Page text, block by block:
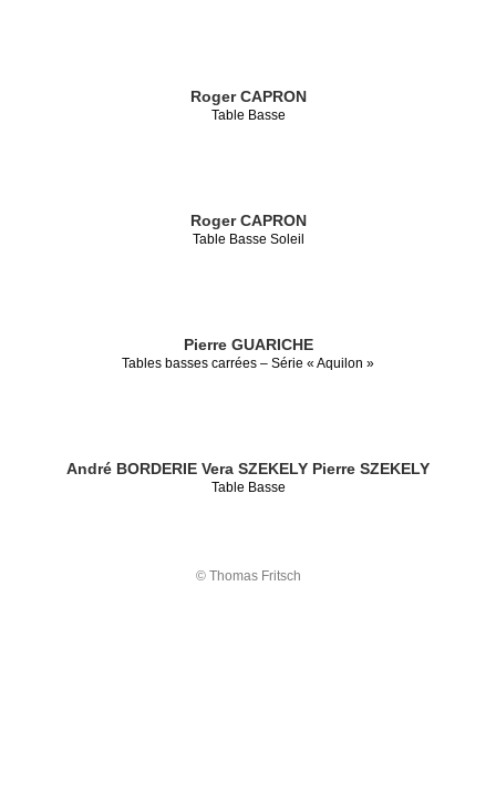
Roger CAPRON
Table Basse
Roger CAPRON
Table Basse Soleil
Pierre GUARICHE
Tables basses carrées – Série « Aquilon »
André BORDERIE Vera SZEKELY Pierre SZEKELY
Table Basse
© Thomas Fritsch